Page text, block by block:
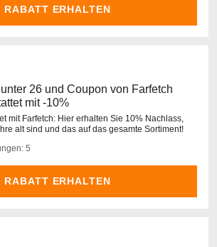
RABATT ERHALTEN
26 und Coupon von Farfetch
mit -10%
mit Farfetch: Hier erhalten Sie 10% Nachlass,
alt sind und das auf das gesamte Sortiment!
5
RABATT ERHALTEN